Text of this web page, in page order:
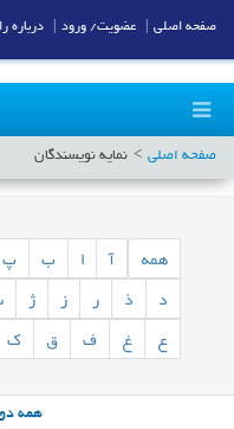
صفحه اصلی نمایه نویسندگان
همه ب پ
د
ذ ر ز ژ
ع
غ ف ق ک
همه
صفحه اصلی عضویت/ ورود درباره